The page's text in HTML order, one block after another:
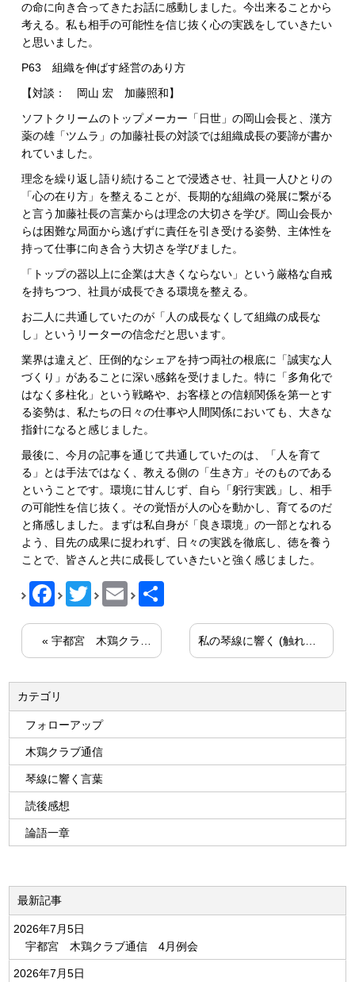
の命に向き合ってきたお話に感動しました。今出来ることから
考える。私も相手の可能性を信じ抜く心の実践をしていきたい
と思いました。
P63 組織を伸ばす経営のあり方
【対談： 岡山 宏 加藤照和】
ソフトクリームのトップメーカー「日世」の岡山会長と、漢方
薬の雄「ツムラ」の加藤社長の対談では組織成長の要諦が書か
れていました。
理念を繰り返し語り続けることで浸透させ、社員一人ひとりの
「心の在り方」を整えることが、長期的な組織の発展に繋がる
と言う加藤社長の言葉からは理念の大切さを学び。岡山会長か
らは困難な局面から逃げずに責任を引き受ける姿勢、主体性を
持って仕事に向き合う大切さを学びました。
「トップの器以上に企業は大きくならない」という厳格な自戒
を持ちつつ、社員が成長できる環境を整える。
お二人に共通していたのが「人の成長なくして組織の成長な
し」というリーターの信念だと思います。
業界は違えど、圧倒的なシェアを持つ両社の根底に「誠実な人
づくり」があることに深い感銘を受けました。特に「多角化で
はなく多柱化」という戦略や、お客様との信頼関係を第一とす
る姿勢は、私たちの日々の仕事や人間関係においても、大きな
指針になると感じました。
最後に、今月の記事を通じて共通していたのは、「人を育て
る」とは手法ではなく、教える側の「生き方」そのものである
ということです。環境に甘んじず、自ら「躬行実践」し、相手
の可能性を信じ抜く。その覚悟が人の心を動かし、育てるのだ
と痛感しました。まずは私自身が「良き環境」の一部となれる
よう、目先の成果に捉われず、日々の実践を徹底し、徳を養う
ことで、皆さんと共に成長していきたいと強く感じました。
Facebook
Twitter
Email
« 宇都宮 木鶏クラブ通信 1月例会
カテゴリ
フォローアップ
木鶏クラブ通信
琴線に響く言葉
読後感想
論語一章
最新記事
2026年7月5日
宇都宮 木鶏クラブ通信 4月例会
2026年7月5日